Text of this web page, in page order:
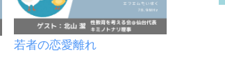
若者の恋愛離れ